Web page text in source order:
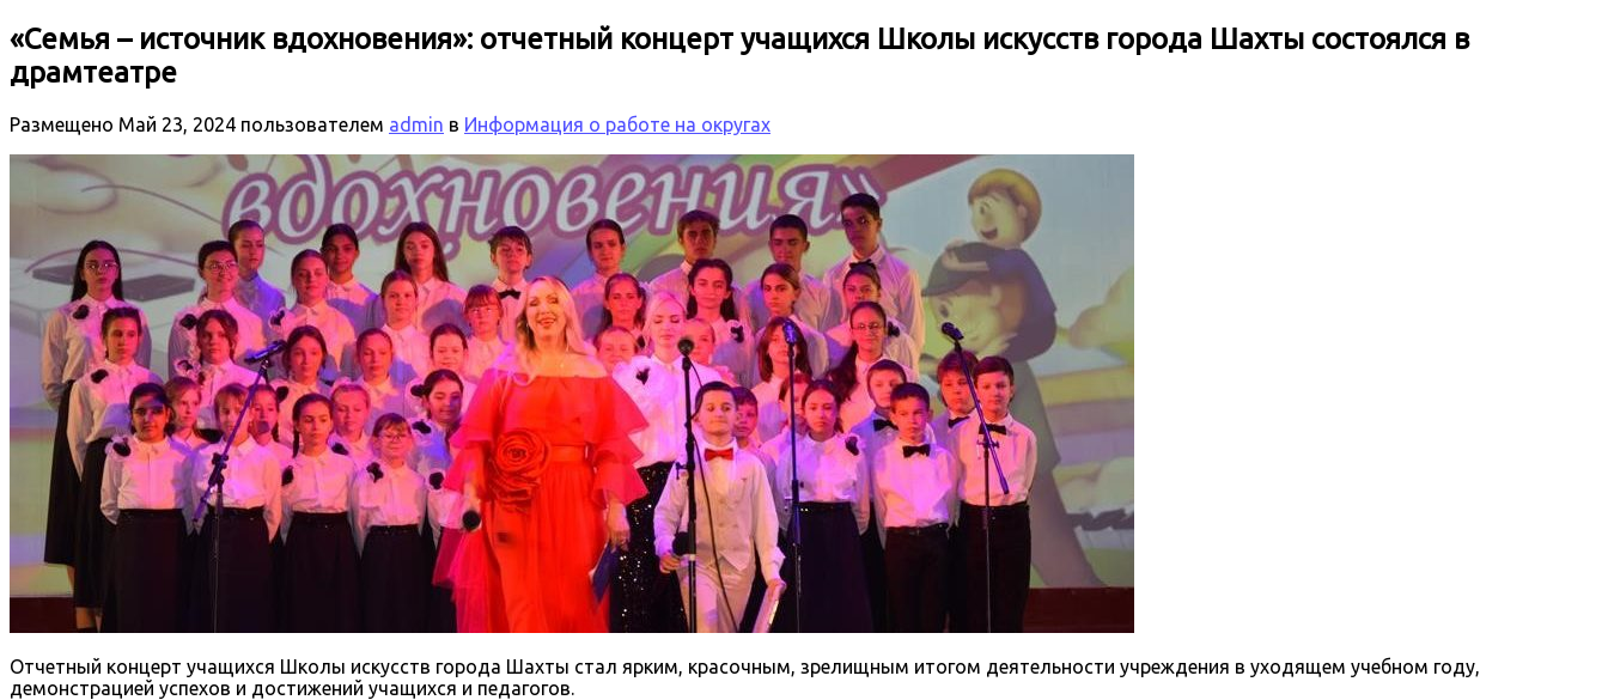
«Семья – источник вдохновения»: отчетный концерт учащихся Школы искусств города Шахты состоялся в
драмтеатре
Размещено Май 23, 2024 пользователем admin в Информация о работе на округах
Отчетный концерт учащихся Школы искусств города Шахты стал ярким, красочным, зрелищным итогом деятельности учреждения в уходящем учебном году,
демонстрацией успехов и достижений учащихся и педагогов.